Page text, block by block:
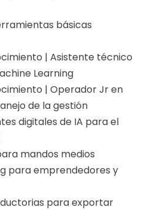
básicas
| Asistente técnico
Learning
| Operador Jr en
de la gestión
digitales de IA para el
mandos medios
para emprendedores y
para exportar